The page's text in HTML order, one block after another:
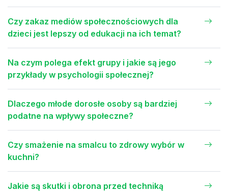
Czy zakaz mediów społecznościowych dla
dzieci jest lepszy od edukacji na ich temat?
Na czym polega efekt grupy i jakie są jego
przykłady w psychologii społecznej?
Dlaczego młode dorosłe osoby są bardziej
podatne na wpływy społeczne?
Czy smażenie na smalcu to zdrowy wybór w
kuchni?
Jakie są skutki i obrona przed techniką